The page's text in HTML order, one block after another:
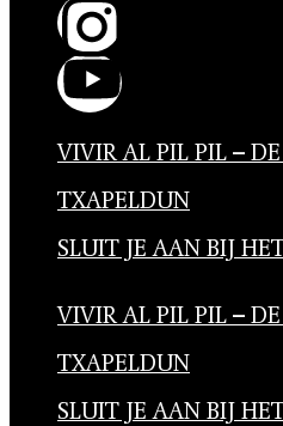
VIVIR AL PIL PIL –
TXAPELDUN
SLUIT JE AAN BIJ
VIVIR AL PIL PIL –
TXAPELDUN
SLUIT JE AAN BIJ